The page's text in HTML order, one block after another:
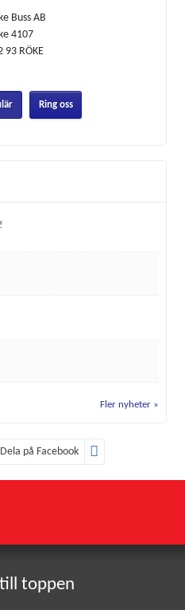
Buss AB
4107
93 RÖKE
Ring oss
Fler nyheter
Dela på Facebook
0451-402 24
toppen